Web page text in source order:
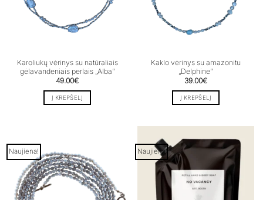
Karoliukų vėrinys su natūraliais
gėlavandeniais perlais „Alba”
49.00€
Į KREPŠELĮ
Kaklo vėrinys su amazonitu
„Delphine”
39.00€
Į KREPŠELĮ
Naujiena! Naujiena